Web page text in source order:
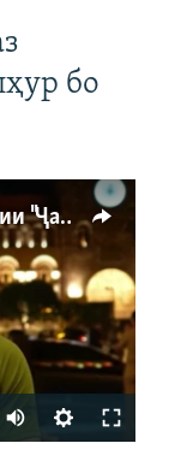
бо
Ҳаводории арманиҳо аз пирӯзии "Ҷаллод"-и тоҷик